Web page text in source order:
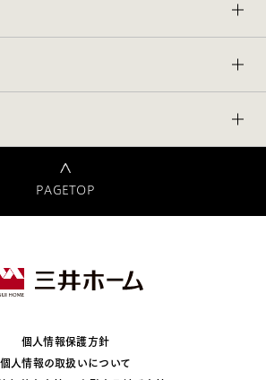
PAGETOP
個人情報保護方針
個人情報の取扱いについて